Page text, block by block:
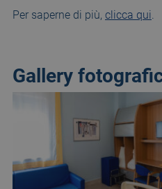
Per saperne di più, clicca qui.
Gallery